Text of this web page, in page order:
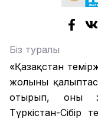
Біз туралы
«Қазақстан
жолының
отырып, оның
Түркістан-Сібір